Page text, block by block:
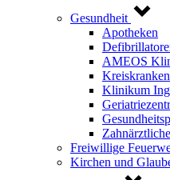
Gesundheit
Apotheken
AMEOS
Klinikum
Freiwillige
Kirchen und